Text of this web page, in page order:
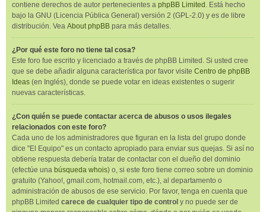
contiene derechos de autor pertenecientes a phpBB Limited . Está hecho
bajo la GNU (Licencia Pública General) versión 2 (GPL-2.0) y es de libre
distribución. Vea About phpBB para más detalles.
¿Por qué este foro no tiene tal cosa?
Este foro fue escrito y licenciado a través de phpBB Limited. Si usted cree
que se debe añadir alguna característica por favor visite Centro de phpBB
Ideas (en Inglés), donde se puede votar en ideas existentes o sugerir
nuevas características.
¿Con quién se puede contactar acerca de abusos o usos ilegales
relacionados con este foro?
Cada uno de los administradores que figuran en la lista del grupo donde
dice "El Equipo" es un contacto apropiado para enviar sus quejas. Si así no
obtiene respuesta debería tratar de contactar con el dueño del dominio
(efectúe una búsqueda whois) o, si este foro tiene correo sobre un dominio
gratuito (Yahoo!, gmail.com, hotmail.com, etc.), al departamento o
administración de abusos de ese servicio. Por favor, tenga en cuenta que
phpBB Limited carece de cualquier tipo de control y no puede ser de